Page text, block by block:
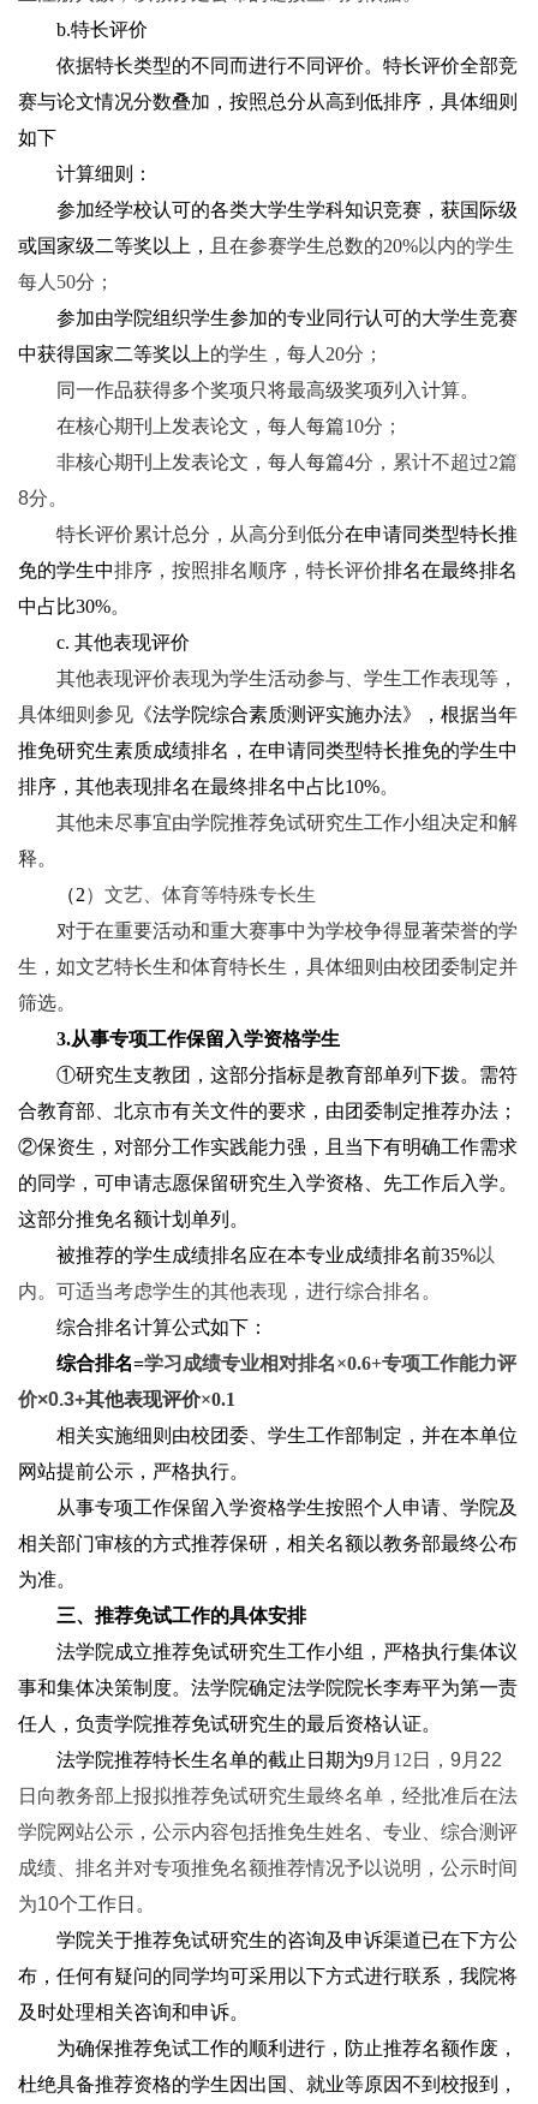
b.特长评价
依据特长类型的不同而进行不同评价。特长评价全部竞
赛与论文情况分数叠加，按照总分从高到低排序，具体细则
如下
计算细则：
参加经学校认可的各类大学生学科知识竞赛，获国际级
或国家级二等奖以上，
且在参赛学生总数的20%以内的学生
每人50分；
参加由学院组织学生参加的专业同行认可的大学生竞赛
中获得国家二等奖以上的学生，每人20分；
同一作品获得多个奖项只将最高级奖项列入计算。
在核心期刊上发表论文，每人每篇10分；
非核心期刊上发表论文，每人每篇4分，累计不超过2篇
8分。
特长评价累计总分，从高分到低分在申请同类型特长推
免的学生中排序，按照排名顺序，特长评价排名在最终排名
中占比30%。
c. 其他表现评价
其他表现评价表现为学生活动参与、学生工作表现等，
具体细则参见 《法学院综合素质测评实施办法》，根据当年
推免研究生素质成绩排名，在申请同类型特长推免的学生中
排序，其他表现排名在最终排名中占比10%。
其他未尽事宜由学院推荐免试研究生工作小组决定和解
释。
（2）文艺、体育等特殊专长生
对于在重要活动和重大赛事中为学校争得显著荣誉的学
生，如文艺特长生和体育特长生，具体细则由校团委制定并
筛选。
3.从事专项工作保留入学资格学生
①研究生支教团，这部分指标是教育部单列下拨。需符
合教育部、北京市有关文件的要求，由团委制定推荐办法；
②保资生，对部分工作实践能力强，且当下有明确工作需求
的同学，可申请志愿保留研究生入学资格、先工作后入学。
这部分推免名额计划单列。
被推荐的学生成绩排名应在本专业成绩排名前35%以
内。可适当考虑学生的其他表现，进行综合排名。
综合排名计算公式如下：
综合排名=学习成绩专业相对排名×0.6+专项工作能力评
价×0.3+其他表现评价×0.1
相关实施细则由校团委、学生工作部制定，并在本单位
网站提前公示，严格执行。
从事专项工作保留入学资格学生按照个人申请、学院及
相关部门审核的方式推荐保研，相关名额以教务部最终公布
为准。
三、推荐免试工作的具体安排
法学院成立推荐免试研究生工作小组，严格执行集体议
事和集体决策制度。法学院确定法学院院长李寿平为第一责
任人，负责学院推荐免试研究生的最后资格认证。
法学院推荐特长生名单的截止日期为9月12 日，9月22
日向教务部上报拟推荐免试研究生最终名单，经批准后在法
学院网站公示，公示内容包括推免生姓名、专业、综合测评
成绩、排名并对专项推免名额推荐情况予以说明，公示时间
为10个工作日。
学院关于推荐免试研究生的咨询及申诉渠道已在下方公
布，任何有疑问的同学均可采用以下方式进行联系，我院将
及时处理相关咨询和申诉。
为确保推荐免试工作的顺利进行，防止推荐名额作废，
杜绝具备推荐资格的学生因出国、就业等原因不到校报到，